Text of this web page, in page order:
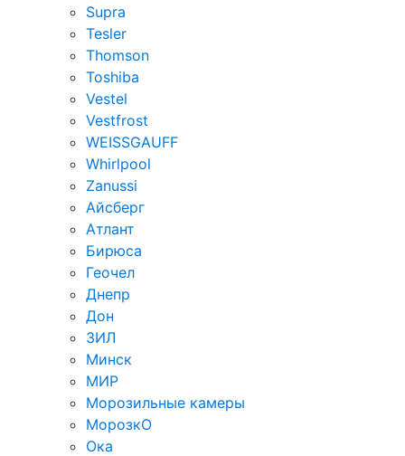
Supra
Tesler
Thomson
Toshiba
Vestel
Vestfrost
WEISSGAUFF
Whirlpool
Zanussi
Айсберг
Атлант
Бирюса
Геочел
Днепр
Дон
ЗИЛ
Минск
МИР
Морозильные камеры
МорозкО
Ока